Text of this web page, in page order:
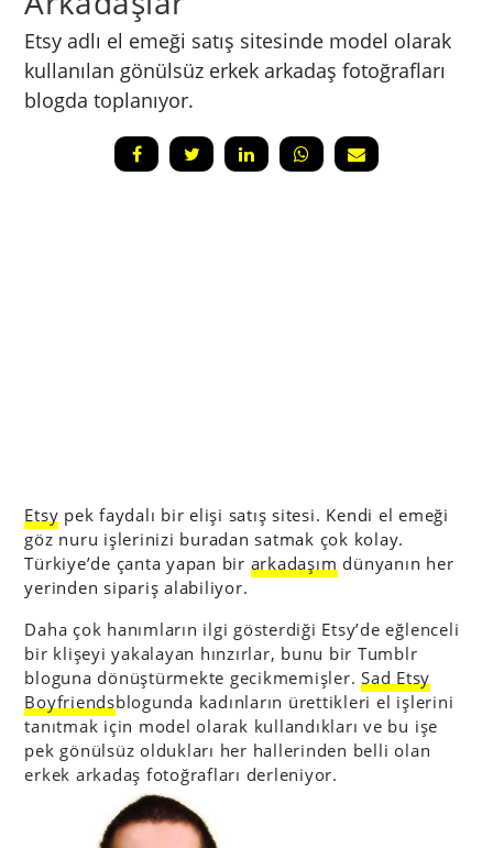
Etsy adlı el emeği satış sitesinde model olarak
kullanılan gönülsüz erkek arkadaş fotoğrafları
blogda toplanıyor.
Etsy pek faydalı bir elişi satış sitesi. Kendi el emeği
göz nuru işlerinizi buradan satmak çok kolay.
Türkiye’de çanta yapan bir arkadaşım dünyanın her
yerinden sipariş alabiliyor.
Daha çok hanımların ilgi gösterdiği Etsy’de eğlenceli
bir klişeyi yakalayan hınzırlar, bunu bir Tumblr
bloguna dönüştürmekte gecikmemişler.Sad Etsy
Boyfriendsblogunda kadınların ürettikleri el işlerini
tanıtmak için model olarak kullandıkları ve bu işe
pek gönülsüz oldukları her hallerinden belli olan
erkek arkadaş fotoğrafları derleniyor.